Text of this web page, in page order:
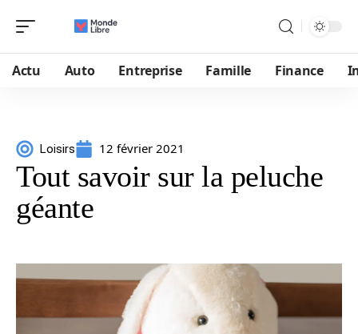
Actu Auto Entreprise Famille Finance
Loisirs 12 février 2021
Tout savoir sur la peluche
géante